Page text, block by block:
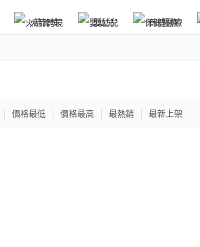
火箭跨境 嬰幼兒 保健醫療
價格最低 價格最高 最熱銷 最新上架